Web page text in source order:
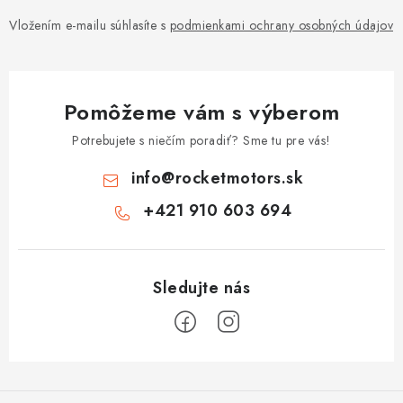
Vložením e-mailu súhlasíte s podmienkami ochrany osobných údajov
Pomôžeme vám s výberom
Potrebujete s niečím poradiť? Sme tu pre vás!
info@rocketmotors.sk
+421 910 603 694